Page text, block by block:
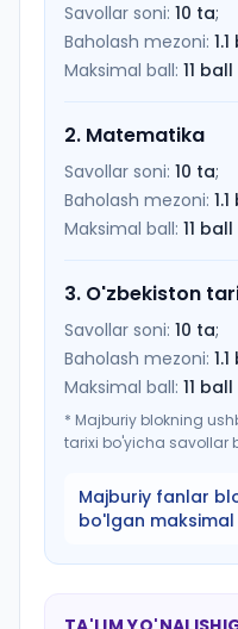
Savollar soni: 10 ta;
Baholash mezoni: 1.1
Maksimal ball: 11 ball
2. Matematika
Savollar soni: 10 ta;
Baholash mezoni: 1.1
Maksimal ball: 11 ball
3. O'zbekiston
Savollar soni: 10 ta;
Baholash mezoni: 1.1
Maksimal ball: 11 ball
* Majburiy blokning
tarixi bo'yicha savollar
Majburiy fanlar
bo'lgan